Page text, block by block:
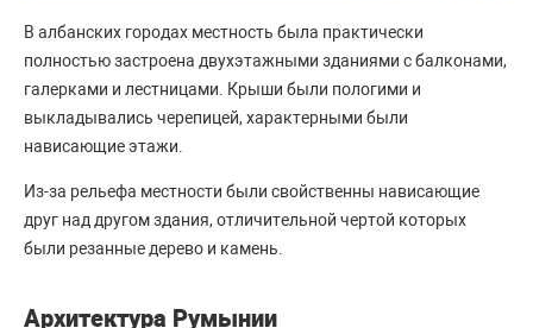
В албанских городах местность была практически
полностью застроена двухэтажными зданиями с балконами,
галерками и лестницами. Крыши были пологими и
выкладывались черепицей, характерными были
нависающие этажи.
Из-за рельефа местности были свойственны нависающие
друг над другом здания, отличительной чертой которых
были резанные дерево и камень.
Архитектура Румынии